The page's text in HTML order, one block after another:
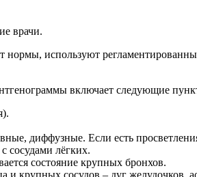
врачи.
нормы, используют
включает следующие
диффузные. Если есть
сосудами лёгких.
состояние крупных бронхов.
и крупных сосудов – дуг желудочков,